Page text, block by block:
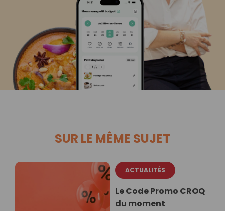
SUR LE MÊME SUJET
ACTUALITÉS
Le Code Promo CROQ
du moment